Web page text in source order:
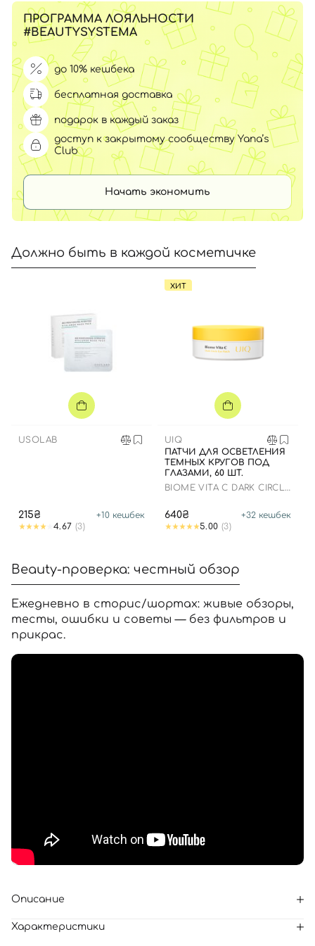
ПРОГРАММА ЛОЯЛЬНОСТИ
#BEAUTYSYSTEMA
до 10% кешбека
бесплатная доставка
подарок в каждый заказ
доступ к закрытому сообществу Yana’s
Club
Начать экономить
Должно быть в каждой косметичке
USOLAB
215₴ +10 кешбек
4.67 (3)
ХИТ
UIQ
ПАТЧИ ДЛЯ ОСВЕТЛЕНИЯ
ТЕМНЫХ КРУГОВ ПОД
ГЛАЗАМИ, 60 ШТ.
BIOME VITA C DARK CIRCLE
640₴ +32 кешбек
5.00 (3)
Beauty-проверка: честный обзор
Ежедневно в сторис/шортах: живые обзоры,
тесты, ошибки и советы — без фильтров и
прикрас.
Описание
Характеристики